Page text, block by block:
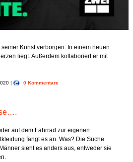
Kunst verborgen. In einem neuen
liegt. Außerdem kollaboriert er mit
| 0 Kommentare
auf dem Fahrrad zur eigenen
fängt es an. Was? Die Suche
sieht es anders aus, entweder sie